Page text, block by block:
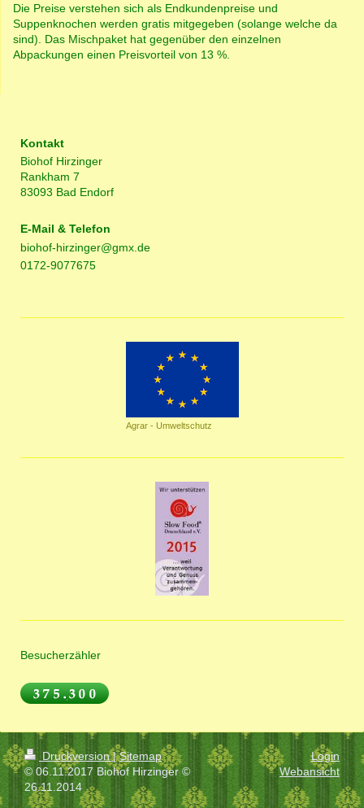
Die Preise verstehen sich als Endkundenpreise und
Suppenknochen werden gratis mitgegeben (solange welche da
sind).
Das Mischpaket hat gegenüber den einzelnen
Abpackungen einen Preisvorteil von 13 %.
Kontakt
Biohof Hirzinger
Rankham 7
83093 Bad Endorf
E-Mail & Telefon
biohof-hirzinger@gmx.de
0172-9077675
Agrar - Umweltschutz
Besucherzähler
Druckversion| Sitemap
© 06.11.2017 Biohof Hirzinger ©
26.11.2014
Login
Webansicht